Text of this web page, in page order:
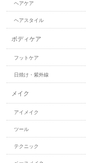
ヘアケア
ヘアスタイル
ボディケア
フットケア
日焼け・紫外線
メイク
アイメイク
ツール
テクニック